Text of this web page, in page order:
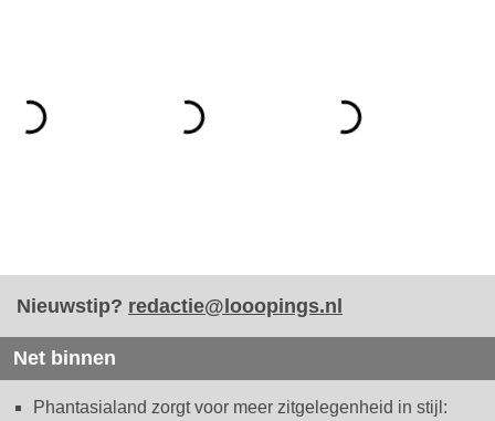
Nieuwstip? redactie@looopings.nl
Net binnen
Phantasialand zorgt voor meer zitgelegenheid in stijl: